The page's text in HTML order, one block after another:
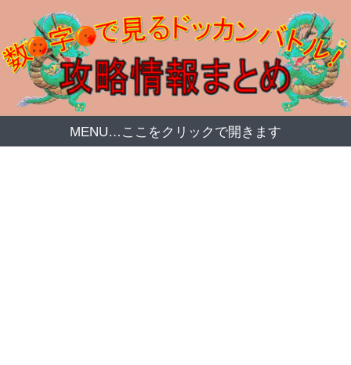
MENU…ここをクリックで開きます